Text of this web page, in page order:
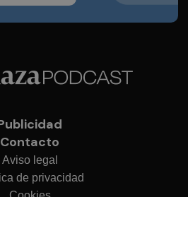
Contacto
Aviso legal
de privacidad
Cookies